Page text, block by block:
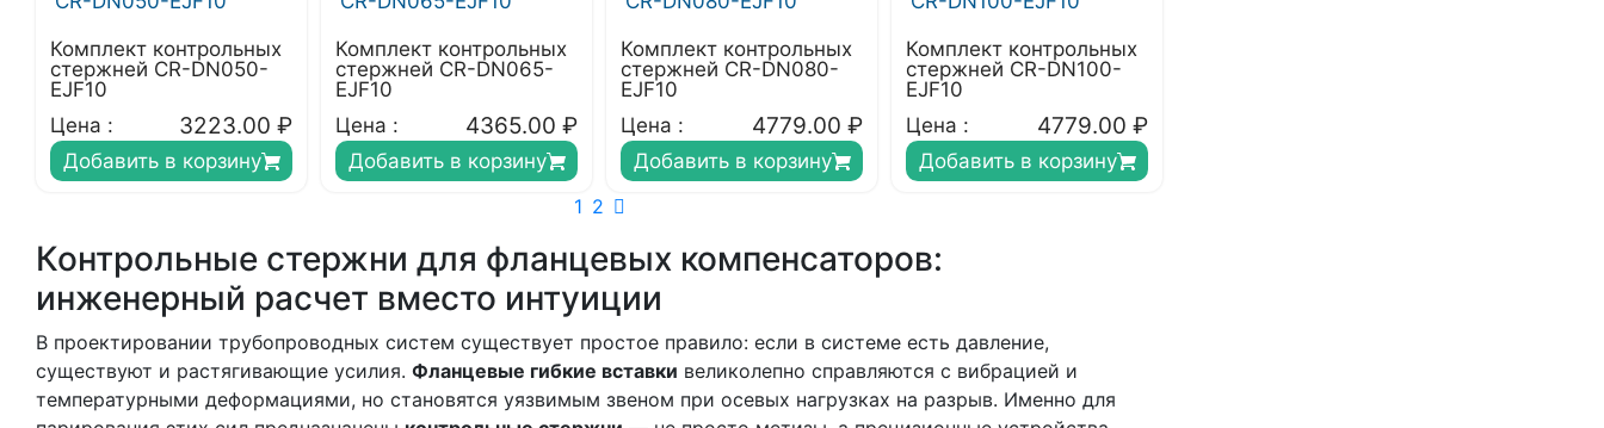
Комплект контрольных
стержней CR-DN050-
EJF10
Цена :
3223.00 ₽
Добавить в корзину
Комплект контрольных
стержней CR-DN065-
EJF10
Цена :
4365.00 ₽
Добавить в корзину
Комплект контрольных
стержней CR-DN080-
EJF10
Цена :
4779.00 ₽
Добавить в корзину
Комплект контрольных
стержней CR-DN100-
EJF10
Цена :
4779.00 ₽
Добавить в корзину
1 2
Контрольные стержни для фланцевых компенсаторов:
инженерный расчет вместо интуиции
В проектировании трубопроводных систем существует простое правило: если в системе есть давление,
существуют и растягивающие усилия. Фланцевые гибкие вставки великолепно справляются с вибрацией и
температурными деформациями, но становятся уязвимым звеном при осевых нагрузках на разрыв. Именно для